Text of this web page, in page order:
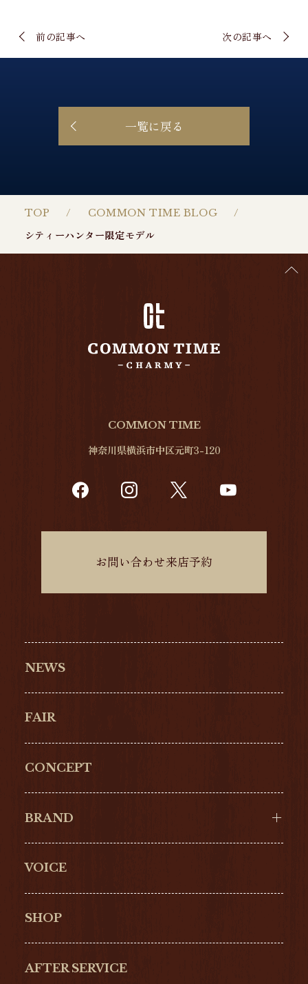
TOP
COMMON TIME BLOG
シティーハンター限定モデル
前の記事へ 次の記事へ
一覧に戻る
NEWS
FAIR
CONCEPT
BRAND
Cartier
ZENITH
VOICE
SHOP
AFTER SERVICE
COMMON TIME
神奈川県横浜市中区元町3-120
お問い合わせ来店予約